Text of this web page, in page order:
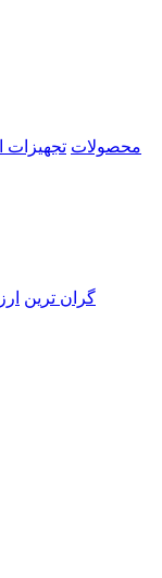
محصولات تجهیزات
گران ترین